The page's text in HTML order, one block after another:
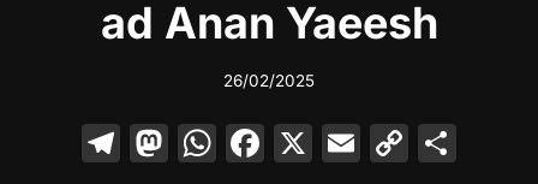
ad Anan Yaeesh
26/02/2025
T M W F X E C